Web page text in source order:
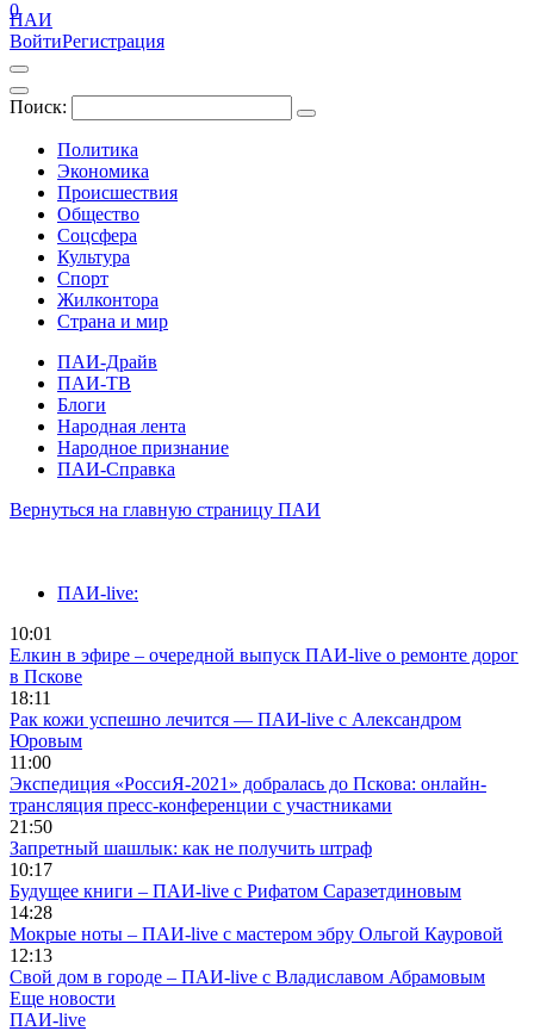
ПАИ
ВойтиРегистрация
Поиск:
Политика
Экономика
Происшествия
Общество
Соцсфера
Культура
Спорт
Жилконтора
Страна и мир
ПАИ-Драйв
ПАИ-ТВ
Блоги
Народная лента
Народное признание
ПАИ-Справка
0
Вернуться на главную страницу ПАИ
ПАИ-live:
10:01
Елкин в эфире – очередной выпуск ПАИ-live о ремонте дорог
в Пскове
18:11
Рак кожи успешно лечится — ПАИ-live с Александром
Юровым
11:00
Экспедиция «РоссиЯ-2021» добралась до Пскова: онлайн-
трансляция пресс-конференции с участниками
21:50
Запретный шашлык: как не получить штраф
10:17
Будущее книги – ПАИ-live с Рифатом Саразетдиновым
14:28
Мокрые ноты – ПАИ-live с мастером эбру Ольгой Кауровой
12:13
Свой дом в городе – ПАИ-live c Владиславом Абрамовым
Еще новости
ПАИ-live